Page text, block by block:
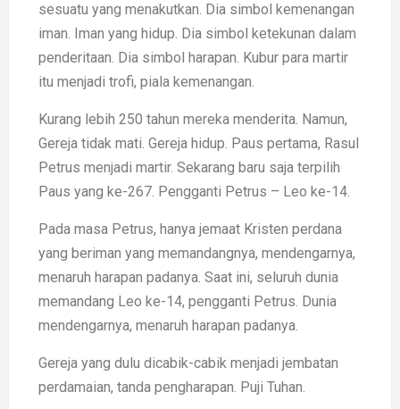
sesuatu yang menakutkan. Dia simbol kemenangan
iman. Iman yang hidup. Dia simbol ketekunan dalam
penderitaan. Dia simbol harapan. Kubur para martir
itu menjadi trofi, piala kemenangan.
Kurang lebih 250 tahun mereka menderita. Namun,
Gereja tidak mati. Gereja hidup. Paus pertama, Rasul
Petrus menjadi martir. Sekarang baru saja terpilih
Paus yang ke-267. Pengganti Petrus – Leo ke-14.
Pada masa Petrus, hanya jemaat Kristen perdana
yang beriman yang memandangnya, mendengarnya,
menaruh harapan padanya. Saat ini, seluruh dunia
memandang Leo ke-14, pengganti Petrus. Dunia
mendengarnya, menaruh harapan padanya.
Gereja yang dulu dicabik-cabik menjadi jembatan
perdamaian, tanda pengharapan. Puji Tuhan.